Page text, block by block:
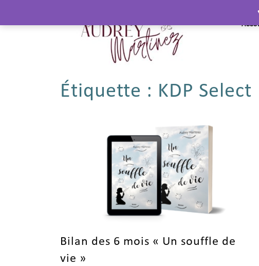
Étiquette : KDP Select
Bilan des 6 mois « Un souffle de
vie »